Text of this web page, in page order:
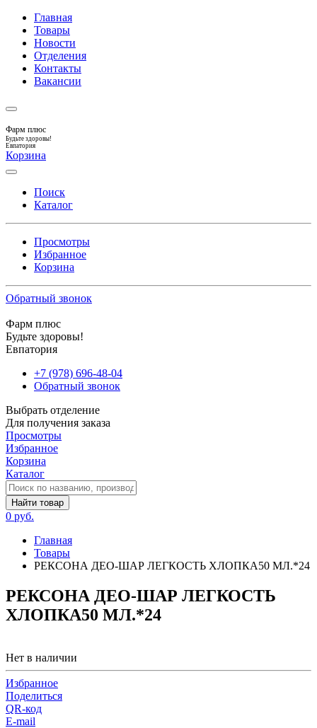
Главная
Товары
Новости
Отделения
Контакты
Вакансии
Фарм плюс
Будьте здоровы!
Евпатория
Корзина
Поиск
Каталог
Просмотры
Избранное
Корзина
Обратный звонок
Фарм плюс
Будьте здоровы!
Евпатория
+7 (978) 696-48-04
Обратный звонок
Выбрать отделение
Для получения заказа
Просмотры
Избранное
Корзина
Каталог
Найти товар
0 руб.
Главная
Товары
РЕКСОНА ДЕО-ШАР ЛЕГКОСТЬ ХЛОПКА50 МЛ.*24
РЕКСОНА ДЕО-ШАР ЛЕГКОСТЬ
ХЛОПКА50 МЛ.*24
Нет в наличии
Избранное
Поделиться
QR-код
E-mail